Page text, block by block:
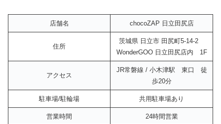
店舗名 chocoZAP 日立田尻店
住所
茨城県 日立市 田尻町5-14-2
WonderGOO 日立田尻店内 1F
アクセス
JR常磐線 / 小木津駅 東口 徒
歩20分
駐車場/駐輪場 共用駐車場あり
営業時間 24時間営業